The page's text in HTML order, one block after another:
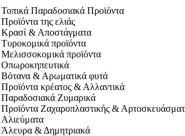
Τοπικά Παραδοσιακά Προϊόντα
Προϊόντα της ελιάς
Κρασί & Αποστάγματα
Τυροκομικά προϊόντα
Μελισσοκομικά προϊόντα
Οπωροκηπευτικά
Βότανα & Αρωματικά φυτά
Προϊόντα κρέατος & Αλλαντικά
Παραδοσιακά Ζυμαρικά
Προϊόντα Ζαχαροπλαστικής &
Αλιεύματα
Άλευρα & Δημητριακά